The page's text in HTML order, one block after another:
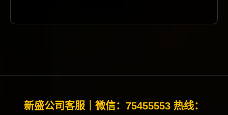
新盛公司客服｜微信：75455553 热线：